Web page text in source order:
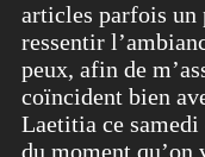
articles parfois un
ressentir
peux, afin de
coïncident bien
Laetitia ce samedi
du moment qu’on